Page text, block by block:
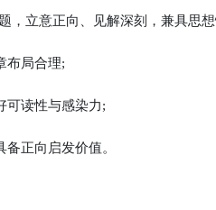
，立意正向、见解深刻，兼具思
布局合理;
读性与感染力;
正向启发价值。